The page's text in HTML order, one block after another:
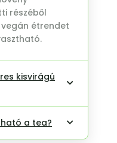
részéből
vegán étrendet
kisvirágú
a tea?